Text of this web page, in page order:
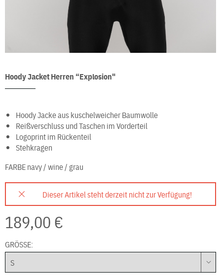
Hoody Jacket Herren “Explosion"
Hoody Jacke aus kuschelweicher Baumwolle
Reißverschluss und Taschen im Vorderteil
Logoprint im Rückenteil
Stehkragen
FARBEnavy / wine / grau
Dieser Artikel steht derzeit nicht zur Verfügung!
189,00 €
GRÖSSE: